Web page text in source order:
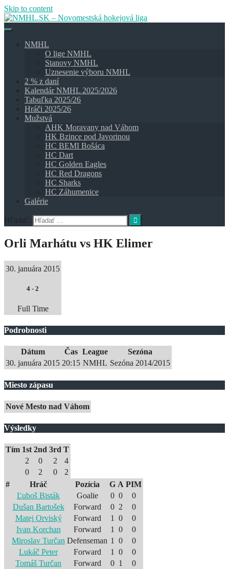
Skip to content
NMHL
O lige NMHL
Stanovy NMHL
Uznesenie výboru NMHL
2 % z daní
Kalendár NMHL 2025/2026
Tabuľka 2025/26
Hráči 2025/26
Mužstvá
AHK Moravany nad Váhom
HK Bzince pod Javorinou
HC BEMI Bošáca
HC Dart
HC Golden Eagles
HC Red Dragons
HC Sharks
HC Záhumenice
Galérie
Hľadať:
Orli Marhátu vs HK Elimer
30. januára 2015
4 - 2
Full Time
Podrobnosti
Dátum Čas League
Sezóna
30. januára 2015 20:15 NMHL Sezóna 2014/2015
Miesto zápasu
Nové Mesto nad Váhom
Výsledky
Tím 1st 2nd 3rd T
2
0 2
4
0
2 0
2
#
Hráč Pozícia G A PIM
Ľuboš Bisták
Goalie 0 0
0
Dušan Bartošek
Forward 0 2
0
Matej Orviský
Forward 1 0
0
Ivan Korchan
Forward 1 0
0
Miroslav Turčan Defenseman 1 0
0
Lukáč Peter
Forward 1 0
0
Tomáš Turčan
Forward 0 1
0